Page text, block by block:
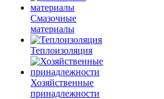
Смазочные
материалы
Теплоизоляция
Хозяйственные
принадлежности